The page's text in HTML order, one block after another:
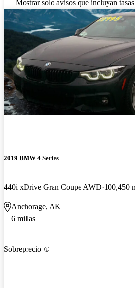
Mostrar solo avisos que incluyan
2019 BMW 4 Series
440i xDrive Gran Coupe AWD 100,450
Anchorage, AK
6 millas
Sobreprecio